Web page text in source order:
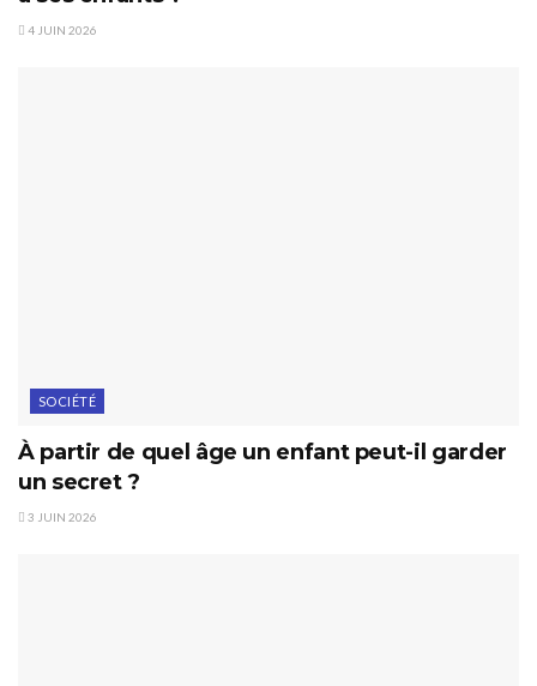
4 JUIN 2026
SOCIÉTÉ
À partir de quel âge un enfant peut-il garder
un secret ?
3 JUIN 2026